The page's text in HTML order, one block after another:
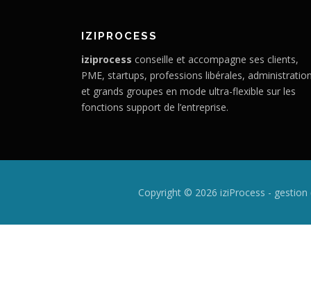
IZIPROCESS
iziprocess conseille et accompagne ses clients,
PME, startups, professions libérales,
et grands groupes en mode ultra-flexible sur les
fonctions support de l’entreprise.
Copyright © 2026 iziProcess -